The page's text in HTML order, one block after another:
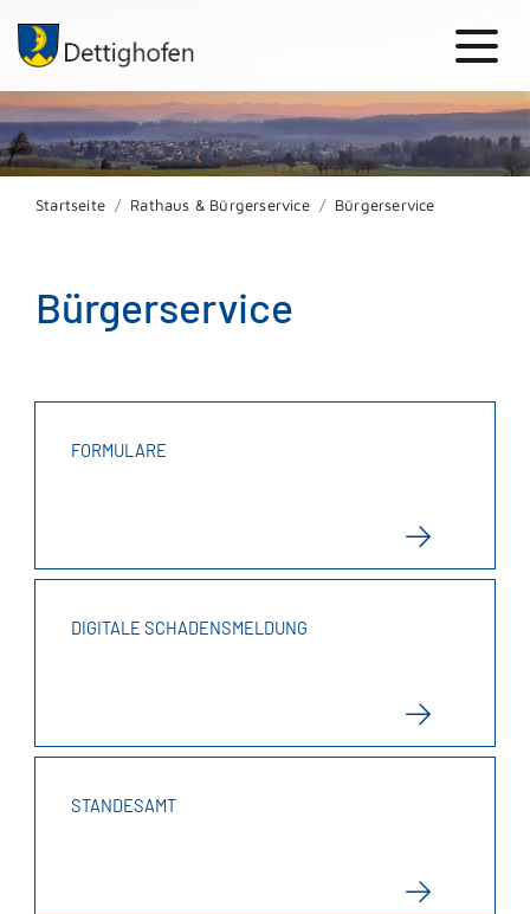
Startseite Rathaus & Bürgerservice Bürgerservice
Bürgerservice
FORMULARE
DIGITALE SCHADENSMELDUNG
STANDESAMT